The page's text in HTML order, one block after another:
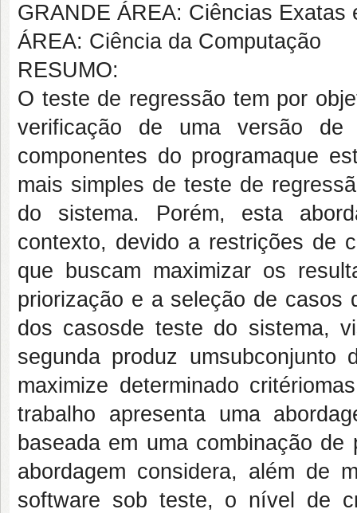
GRANDE ÁREA: Ciências Exatas
ÁREA: Ciência da Computação
RESUMO:
O teste de regressão tem por
verificação de uma versão
componentes do programaque
mais simples de teste de
do sistema. Porém, esta
contexto, devido a restrições de
que buscam maximizar os
priorização e a seleção de casos
dos casosde teste do sistema,
segunda produz
maximize determinado
trabalho apresenta uma
baseada em uma combinação
abordagem considera, além de
software sob teste, o nível de